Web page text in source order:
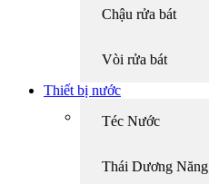
Chậu rửa bát
Vòi rửa bát
Thiết bị nước
Téc Nước
Thái Dương Năng